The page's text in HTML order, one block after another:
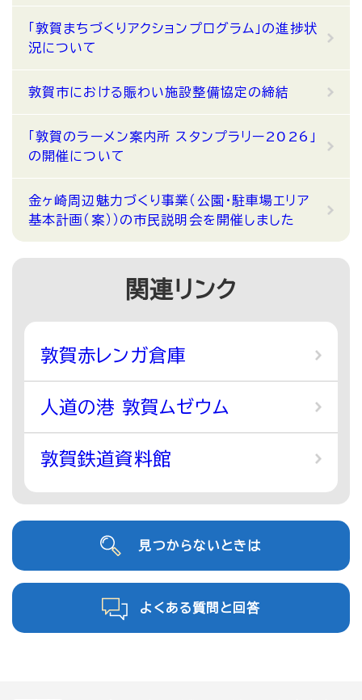
「敦賀まちづくりアクションプログラム」の進捗状
況について
敦賀市における賑わい施設整備協定の締結
「敦賀のラーメン案内所 スタンプラリー2026」
の開催について
金ヶ崎周辺魅力づくり事業（公園・駐車場エリア
基本計画（案））の市民説明会を開催しました
関連リンク
敦賀赤レンガ倉庫
人道の港 敦賀ムゼウム
敦賀鉄道資料館
見つからないときは
よくある質問と回答